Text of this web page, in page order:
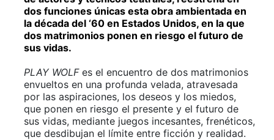
dos funciones únicas esta obra ambientada en
la década del ‘60 en Estados Unidos, en la que
dos matrimonios ponen en riesgo el futuro de
sus vidas.
PLAY WOLFes el encuentro de dos matrimonios
envueltos en una profunda velada, atravesada
por las aspiraciones, los deseos y los miedos,
que ponen en riesgo el presente y el futuro de
sus vidas, mediante juegos incesantes, frenéticos,
que desdibujan el límite entre ficción y realidad.